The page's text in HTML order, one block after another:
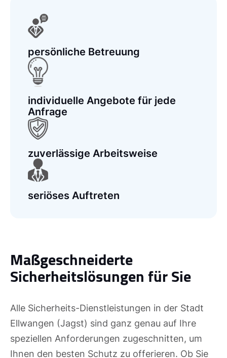
persönliche Betreuung
individuelle Angebote für jede
Anfrage
zuverlässige Arbeitsweise
seriöses Auftreten
Maßgeschneiderte
Sicherheitslösungen für Sie
Alle Sicherheits-Dienstleistungen in der Stadt
Ellwangen (Jagst) sind ganz genau auf Ihre
speziellen Anforderungen zugeschnitten, um
Ihnen den besten Schutz zu offerieren. Ob Sie